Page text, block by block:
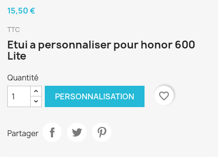
15,50 €
TTC
Etui a personnaliser pour honor 600
Lite
Quantité
PERSONNALISATION favorite_border
Partager